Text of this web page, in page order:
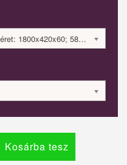
Típus: Meleg vizes rendszerre; Méret: 1800x420x60; 584 Watt; 542016 Ft